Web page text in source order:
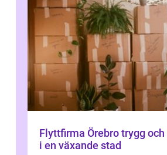
Flyttfirma Örebro trygg och smidig flytt
i en växande stad